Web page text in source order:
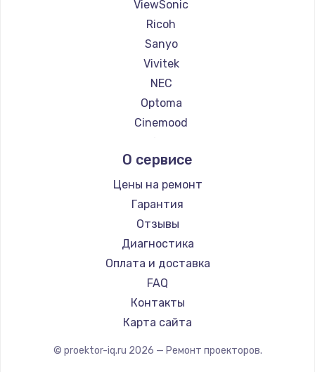
ViewSonic
Ricoh
Sanyo
Vivitek
NEC
Optoma
Cinemood
Barco
Xgimi
Canon
JVC
Casio
Hiper
HITACHI
Panasonic
Hisense
О сервисе
Цены на ремонт
Гарантия
Отзывы
Диагностика
Оплата и доставка
FAQ
Контакты
Карта сайта
© proektor-iq.ru 2026 — Ремонт проекторов.